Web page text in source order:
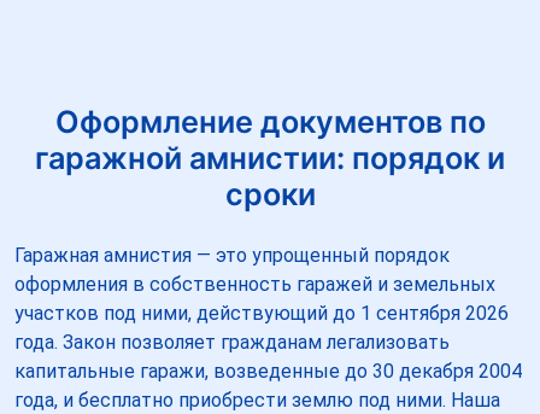
Оформление документов по
гаражной амнистии: порядок и
сроки
Гаражная амнистия — это упрощенный порядок
оформления в собственность гаражей и земельных
участков под ними, действующий до 1 сентября 2026
года. Закон позволяет гражданам легализовать
капитальные гаражи, возведенные до 30 декабря 2004
года, и бесплатно приобрести землю под ними. Наша